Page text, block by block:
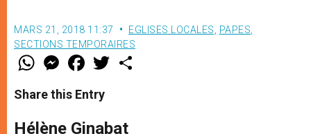
MARS 21, 2018 11:37 EGLISES LOCALES PAPES
SECTIONS TEMPORAIRES
W
t
s
p
M
e
s
e
g
F
a
e
b
o
w
r
Share this Entry
Hélène Ginabat